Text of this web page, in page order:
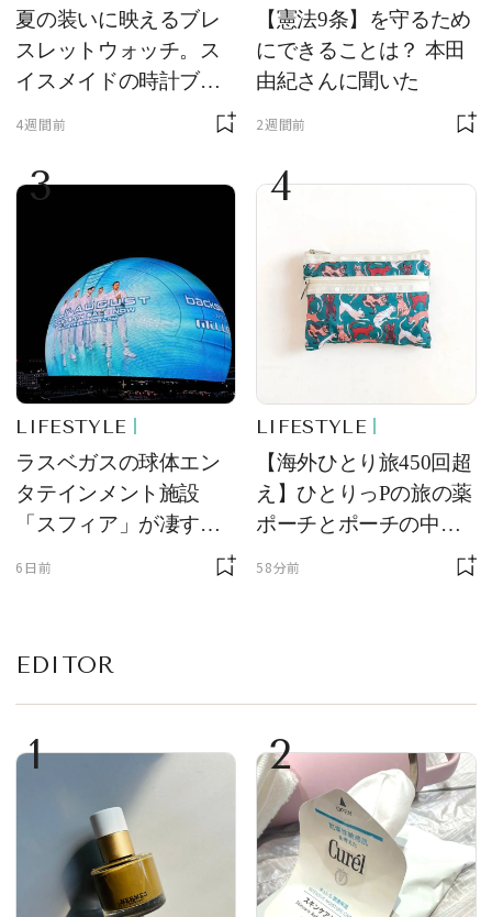
夏の装いに映えるブレ
スレットウォッチ。ス
イスメイドの時計ブラ
ンド【フレデリック・
をレビュー。【それい
け！ 良品ハンター】
4週間前
【憲法9条】を守るため
にできることは？ 本田
由紀さんに聞いた
2週間前
3
LIFESTYLE
ラスベガスの球体エン
タテインメント施設
「スフィア」が凄すぎ
た！ ひとりっPが大後
6日前
4
LIFESTYLE
【海外ひとり旅450回超
え】ひとりっPの旅の薬
ポーチとポーチの中身
を初公開！ 本当に使え
58分前
EDITOR
1 2